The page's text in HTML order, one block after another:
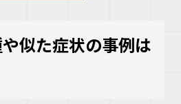
似た症状の事例は